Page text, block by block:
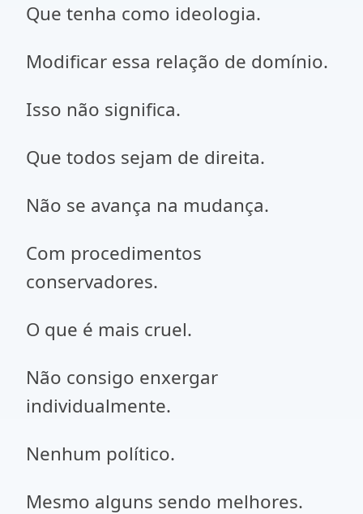
Que tenha como ideologia.
Modificar essa relação de domínio.
Isso não significa.
Que todos sejam de direita.
Não se avança na mudança.
Com procedimentos
conservadores.
O que é mais cruel.
Não consigo enxergar
individualmente.
Nenhum político.
Mesmo alguns sendo melhores.